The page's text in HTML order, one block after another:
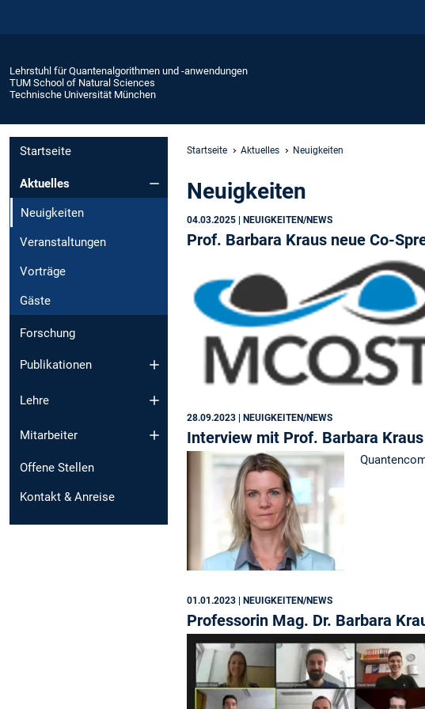
Lehrstuhl für Quantenalgorithmen und -anwendungen
TUM School of Natural Sciences
Technische Universität München
Startseite
Aktuelles
Neuigkeiten
Veranstaltungen
Vorträge
Gäste
Forschung
Publikationen
Lehre
Mitarbeiter
Offene Stellen
Kontakt & Anreise
Startseite Aktuelles Neuigkeiten
Neuigkeiten
04.03.2025 | NEUIGKEITEN/NEWS
Prof. Barbara Kraus neue Co-
28.09.2023 | NEUIGKEITEN/NEWS
Interview mit Prof. Barbara
01.01.2023 | NEUIGKEITEN/NEWS
Professorin Mag. Dr. Barbara